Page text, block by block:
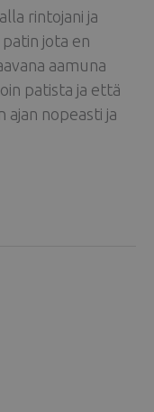
rintojani ja
jota en
aamuna
patista ja että
ajan nopeasti ja